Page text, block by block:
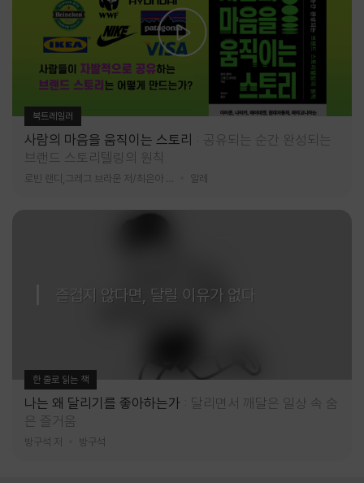
북트레일러
사람의 마음을 움직이는 스토리
공유되는 순간 완성되는
브랜드 스토리텔링의 원칙
알레
즐겁지 않다면, 달릴 이유가 없다
한 줄로 읽는 책
나는 왜 달리기를 좋아하는가
달리면서 깨달은 일상 속 숨
은 즐거움
방구석 저 방구석